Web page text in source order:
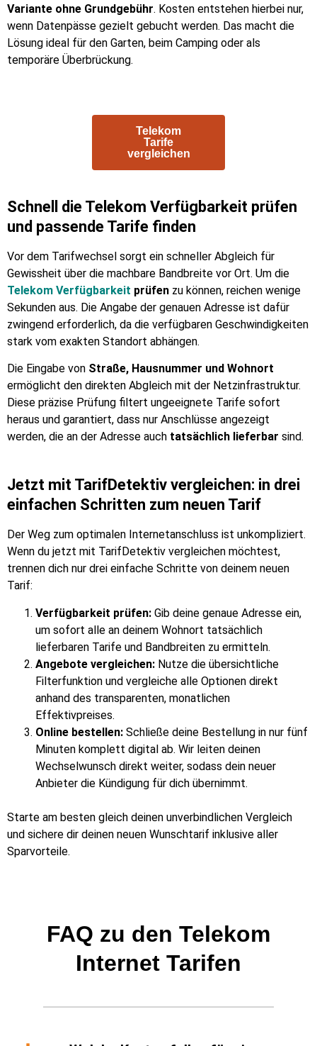
Variante ohne Grundgebühr. Kosten entstehen hierbei nur,
wenn Datenpässe gezielt gebucht werden. Das macht die
Lösung ideal für den Garten, beim Camping oder als
temporäre Überbrückung.
Telekom
Tarife
vergleichen
Schnell die Telekom Verfügbarkeit prüfen
und passende Tarife finden
Vor dem Tarifwechsel sorgt ein schneller Abgleich für
Gewissheit über die machbare Bandbreite vor Ort. Um die
Telekom Verfügbarkeit prüfen zu können, reichen wenige
Sekunden aus. Die Angabe der genauen Adresse ist dafür
zwingend erforderlich, da die verfügbaren Geschwindigkeiten
stark vom exakten Standort abhängen.
Die Eingabe von Straße, Hausnummer und Wohnort
ermöglicht den direkten Abgleich mit der Netzinfrastruktur.
Diese präzise Prüfung filtert ungeeignete Tarife sofort
heraus und garantiert, dass nur Anschlüsse angezeigt
werden, die an der Adresse auch tatsächlich lieferbar sind.
Jetzt mit TarifDetektiv vergleichen: in drei
einfachen Schritten zum neuen Tarif
Der Weg zum optimalen Internetanschluss ist unkompliziert.
Wenn du jetzt mit TarifDetektiv vergleichen möchtest,
trennen dich nur drei einfache Schritte von deinem neuen
Tarif:
Verfügbarkeit prüfen: Gib deine genaue Adresse ein,
um sofort alle an deinem Wohnort tatsächlich
lieferbaren Tarife und Bandbreiten zu ermitteln.
Angebote vergleichen: Nutze die übersichtliche
Filterfunktion und vergleiche alle Optionen direkt
anhand des transparenten, monatlichen
Effektivpreises.
Online bestellen: Schließe deine Bestellung in nur fünf
Minuten komplett digital ab. Wir leiten deinen
Wechselwunsch direkt weiter, sodass dein neuer
Anbieter die Kündigung für dich übernimmt.
Starte am besten gleich deinen unverbindlichen Vergleich
und sichere dir deinen neuen Wunschtarif inklusive aller
Sparvorteile.
FAQ zu den Telekom
Internet Tarifen